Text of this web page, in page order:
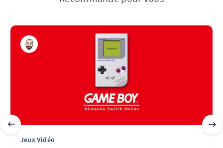
Jeux Vidéo